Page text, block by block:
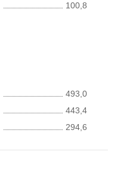
100,8
493,0
443,4
294,6